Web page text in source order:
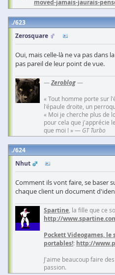
moved-jamais-jaurais-
623
Zerosquare
Oui, mais celle-là ne va pas dans
pas pareil de leur point de vue.
—Zeroblog—
« Tout homme porte sur
l'épaule droite, un
« Moi je cherche plus de
pour cela que j'apprécie
que moi ! » — GT Turbo
624
Nhut
Comment ils vont faire, se baser
chaque client un document
Spartine , la fille que ce
http://
Pockett Videogames, le
portables!: http://
J'aime beaucoup faire
passion.